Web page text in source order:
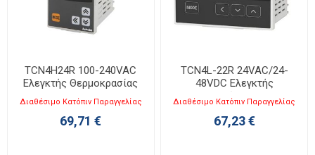
TCN4H24R 100-240VAC
Ελεγκτής Θερμοκρασίας
48x96mm
Διαθέσιμο Κατόπιν Παραγγελίας
69,71 €
TCN4L-22R 24VAC/24-
48VDC Ελεγκτής
Θερμοκρασίας 96x96mm
Διαθέσιμο Κατόπιν Παραγγελίας
67,23 €